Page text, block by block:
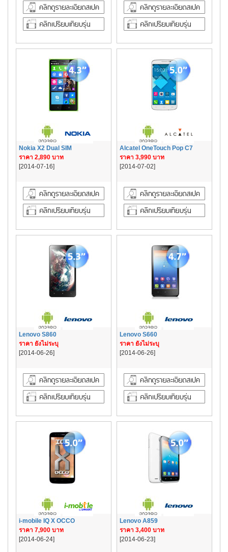
Nokia X2 Dual SIM
ราคา 2,890 บาท
[2014-07-16]
Alcatel OneTouch Pop C7
ราคา 3,990 บาท
[2014-07-02]
Lenovo S860
ราคา ยังไม่ระบุ
[2014-06-26]
Lenovo S660
ราคา ยังไม่ระบุ
[2014-06-26]
i-mobile IQ X OCCO
ราคา 7,900 บาท
[2014-06-24]
Lenovo A859
ราคา 3,400 บาท
[2014-06-23]